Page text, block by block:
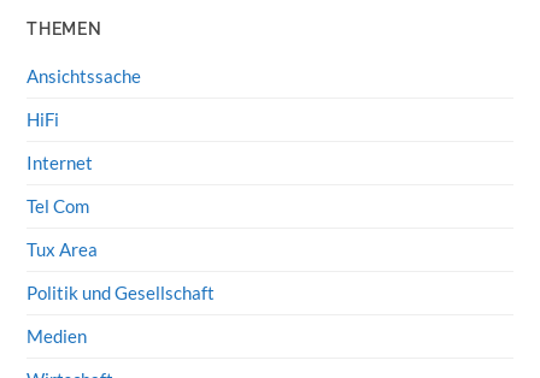
THEMEN
Ansichtssache
HiFi
Internet
Tel Com
Tux Area
Politik und Gesellschaft
Medien